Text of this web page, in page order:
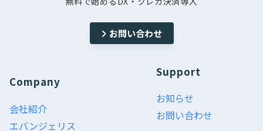
お問い合わせ
Company
会社紹介
エバンジェリス
Support
お知らせ
お問い合わせ